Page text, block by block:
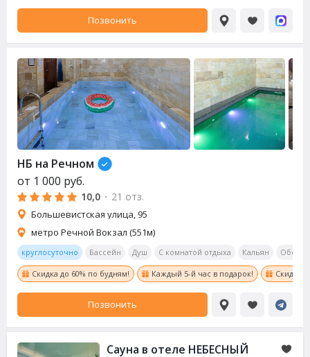
Позвонить
НБ на Речном
от 1 000 руб.
10,0 · 21 отз.
Большевистская улица, 95
метро Речной Вокзал (551м)
круглосуточно Бассейн Душ С комнатой отдыха Кальян
Скидка до 60% по будням! Каждый 5-й час в подарок! Скидка
Позвонить
Сауна в отеле НЕБЕСНЫЙ